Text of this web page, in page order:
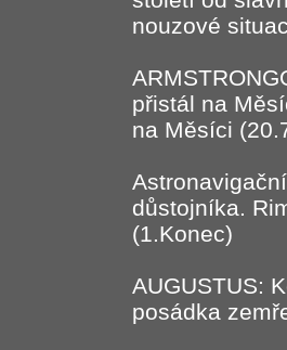
nouzové
přistál na
na Měsíci
důstojníka.
(1.Konec)
AUGUSTUS:
posádka